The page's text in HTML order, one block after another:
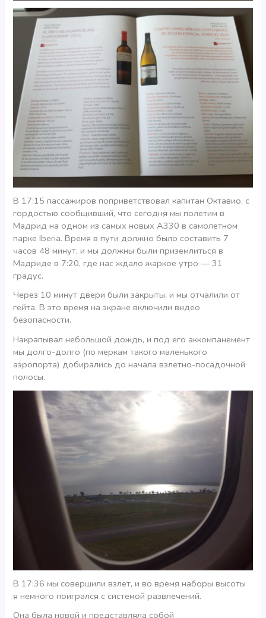
В 17:15 пассажиров поприветствовал капитан Октавио, с
гордостью сообщивший, что сегодня мы полетим в
Мадрид на одном из самых новых А330 в самолетном
парке Iberia. Время в пути должно было составить 7
часов 48 минут, и мы должны были приземлиться в
Мадриде в 7:20, где нас ждало жаркое утро — 31
градус.
Через 10 минут двери были закрыты, и мы отчалили от
гейта. В это время на экране включили видео
безопасности.
Накрапывал небольшой дождь, и под его аккомпанемент
мы долго-долго (по меркам такого маленького
аэропорта) добирались до начала взлетно-посадочной
полосы.
В 17:36 мы совершили взлет, и во время наборы высоты
я немного поигрался с системой развлечений.
Она была новой и представляла собой